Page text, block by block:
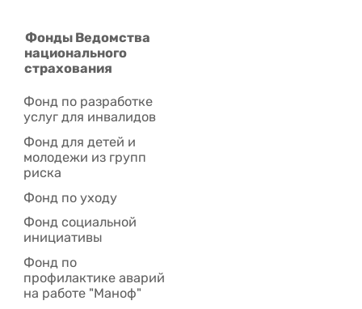
Фонды Ведомства
национального
страхования
Фонд по разработке
услуг для инвалидов
Фонд для детей и
молодежи из групп
риска
Фонд по уходу
Фонд социальной
инициативы
Фонд по
профилактике аварий
на работе "Маноф"